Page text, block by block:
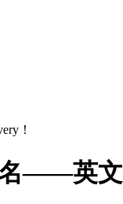
！
——英